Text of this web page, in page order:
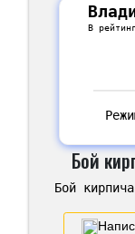
В
Бой
Бой